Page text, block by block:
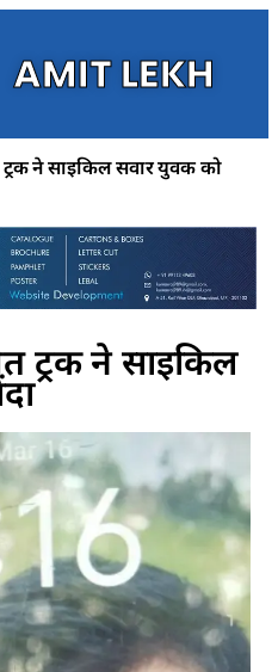
AMIT LEKH
ने साइकिल सवार युवक को
ट्रक ने साइकिल